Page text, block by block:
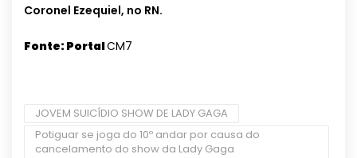
Coronel Ezequiel, no RN.
Fonte: PortalCM7
JOVEM SUICÍDIO SHOW DE LADY GAGA
Potiguar se joga do 10º andar por causa do
cancelamento do show da Lady Gaga